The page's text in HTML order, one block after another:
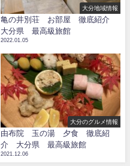
大分地域情報
亀の井別荘 お部屋 徹底紹介
大分県 最高級旅館
2022.01.05
大分のグルメ情報
由布院 玉の湯 夕食 徹底紹
介 大分県 最高級旅館
2021.12.06